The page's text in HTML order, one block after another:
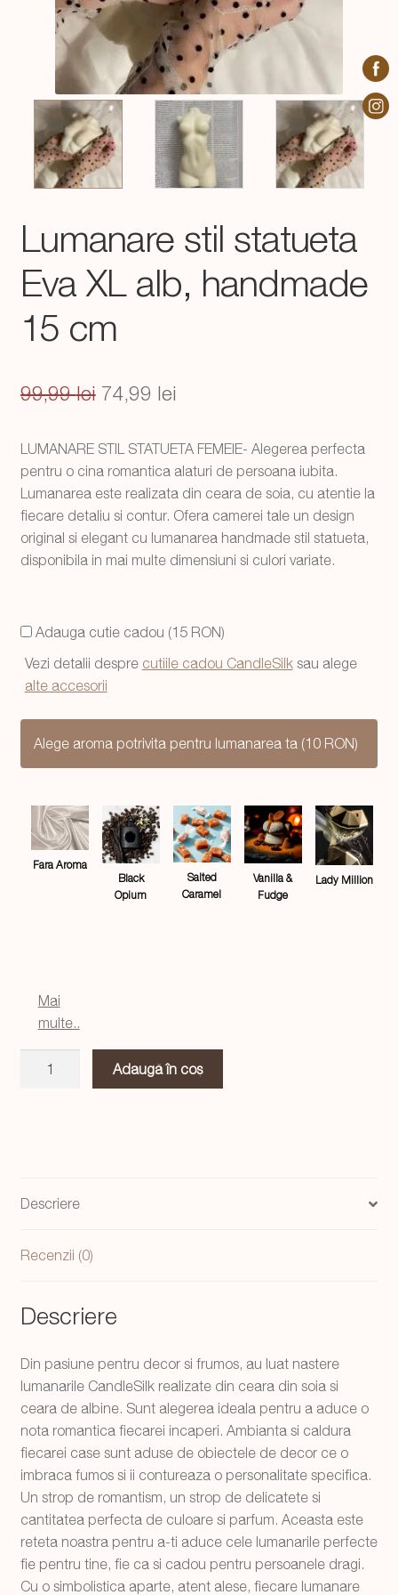
Lumanare stil statueta
Eva XL alb, handmade
15 cm
99,99lei Prețul
a
fost:
99,99 lei.
74,99 lei
este:
74,99 lei.
LUMANARE STIL STATUETA FEMEIE- Alegerea perfecta
pentru o cina romantica alaturi de persoana iubita.
Lumanarea este realizata din ceara de soia, cu atentie la
fiecare detaliu si contur. Ofera camerei tale un design
original si elegant cu lumanarea handmade stil statueta,
disponibila in mai multe dimensiuni si culori variate.
Adauga cutie cadou (15 RON)
Vezi detalii despre cutiile cadou CandleSilksau alege
alte accesorii
Alege aroma potrivita pentru lumanarea ta (10 RON)
Fara Aroma
Black
Opium
Salted
Caramel
Vanilla &
Fudge
Lady Million
Mai
multe..
cm
Adaugă în coș
Descriere
Recenzii (0)
Descriere
Din pasiune pentru decor si frumos, au luat nastere
lumanarile CandleSilk realizate din ceara din soia si
ceara de albine. Sunt alegerea ideala pentru a aduce o
nota romantica fiecarei incaperi. Ambianta si caldura
fiecarei case sunt aduse de obiectele de decor ce o
imbraca fumos si ii contureaza o personalitate specifica.
Un strop de romantism, un strop de delicatete si
cantitatea perfecta de culoare si parfum. Aceasta este
reteta noastra pentru a-ti aduce cele lumanarile perfecte
fie pentru tine, fie ca si cadou pentru persoanele dragi.
Cu o simbolistica aparte, atent alese, fiecare lumanare